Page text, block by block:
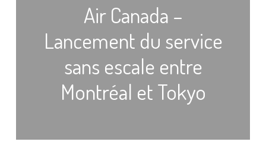
Air Canada –
Lancement du service
sans escale entre
Montréal et Tokyo